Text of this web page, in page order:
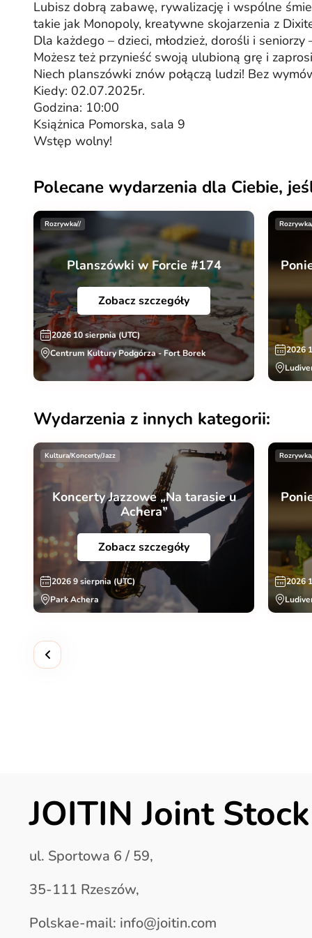
Lubisz dobrą zabawę, rywalizację i wspólne
takie jak Monopoly, kreatywne skojarzenia z
Dla każdego – dzieci, młodzież, dorośli i
Możesz też przynieść swoją ulubioną grę i
Niech planszówki znów połączą ludzi! Bez
Kiedy: 02.07.2025r.
Godzina: 10:00
Książnica Pomorska, sala 9
Wstęp wolny!
Polecane wydarzenia dla Ciebie,
Rozrywka//
Planszówki w Forcie #174
Zobacz szczegóły
2026 10 sierpnia (UTC)
Centrum Kultury Podgórza - Fort Borek
2026
Wydarzenia z innych kategorii:
Kultura/Koncerty/Jazz
Koncerty Jazzowe „Na tarasie u
Achera”
Zobacz szczegóły
2026 9 sierpnia (UTC)
Park Achera
2026
JOITIN Joint
ul. Sportowa 6 / 59,
35-111 Rzeszów,
Polskae-mail: info@joitin.com